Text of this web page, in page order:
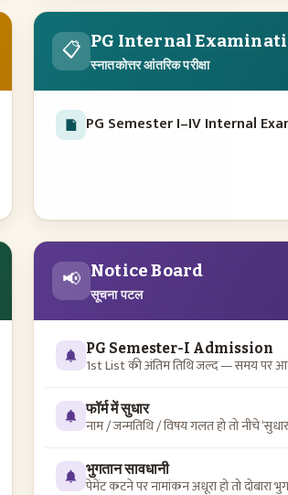
📋 PG Internal
स्नातकोत्तर आंतरिक परीक्षा
PG Semester I–IV Internal
📢 Notice Board
सूचना पटल
PG Semester-I Admission
1st List की अंतिम तिथि जल्द — समय पर
फॉर्म में सुधार
नाम / जन्मतिथि / विषय गलत हो तो नीचे
भुगतान सावधानी
पेमेंट कटने पर नामांकन अधूरा हो तो